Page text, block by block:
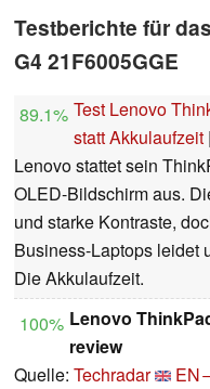
Testberichte für
G4 21F6005GGE
89.1% Test Lenovo
statt Akkulaufzeit |
Lenovo stattet sein
OLED-Bildschirm aus.
und starke Kontraste,
Business-Laptops leidet
Die Akkulaufzeit.
100% Lenovo
review
Quelle: Techradar